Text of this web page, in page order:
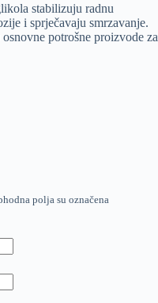
stabilizuju radnu
i sprječavaju smrzavanje.
potrošne proizvode za
polja su označena